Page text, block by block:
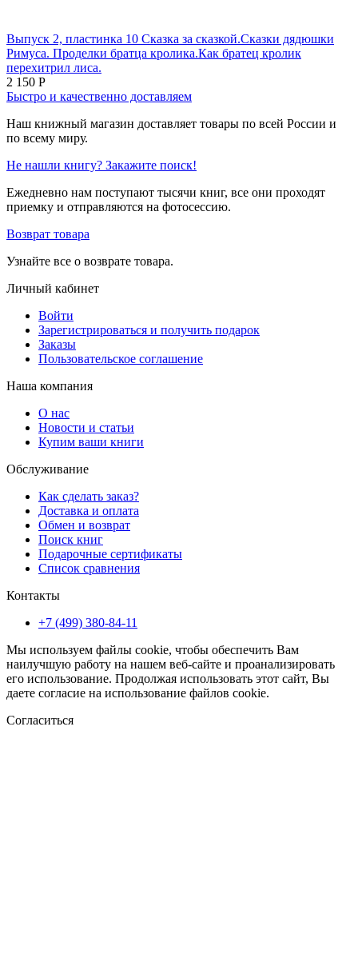
Выпуск 2, пластинка 10 Сказка за сказкой.Сказки дядюшки
Римуса. Проделки братца кролика.Как братец кролик
перехитрил лиса.
2 150 Р
Быстро и качественно доставляем
Наш книжный магазин доставляет товары по всей России и
по всему миру.
Не нашли книгу? Закажите поиск!
Ежедневно нам поступают тысячи книг, все они проходят
приемку и отправляются на фотосессию.
Возврат товара
Узнайте все о возврате товара.
Личный кабинет
Войти
Зарегистрироваться и получить подарок
Заказы
Пользовательское соглашение
Наша компания
О нас
Новости и статьи
Купим ваши книги
Обслуживание
Как сделать заказ?
Доставка и оплата
Обмен и возврат
Поиск книг
Подарочные сертификаты
Список сравнения
Контакты
+7 (499) 380-84-11
Мы используем файлы cookie, чтобы обеспечить Вам
наилучшую работу на нашем веб-сайте и проанализировать
его использование. Продолжая использовать этот сайт, Вы
даете согласие на использование файлов cookie.
Согласиться